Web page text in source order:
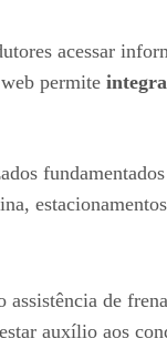
acessar
permite
de
auxílio aos